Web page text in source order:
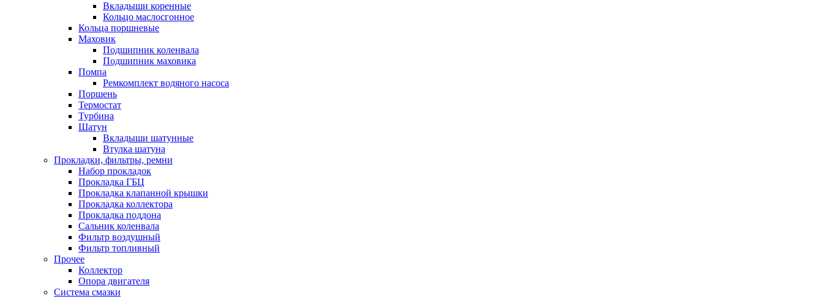
Вкладыши коренные
Кольцо маслосгонное
Кольца поршневые
Маховик
Подшипник коленвала
Подшипник маховика
Помпа
Ремкомплект водяного насоса
Поршень
Термостат
Турбина
Шатун
Вкладыши шатунные
Втулка шатуна
Прокладки, фильтры, ремни
Набор прокладок
Прокладка ГБЦ
Прокладка клапанной крышки
Прокладка коллектора
Прокладка поддона
Сальник коленвала
Фильтр воздушный
Фильтр топливный
Прочее
Коллектор
Опора двигателя
Система смазки